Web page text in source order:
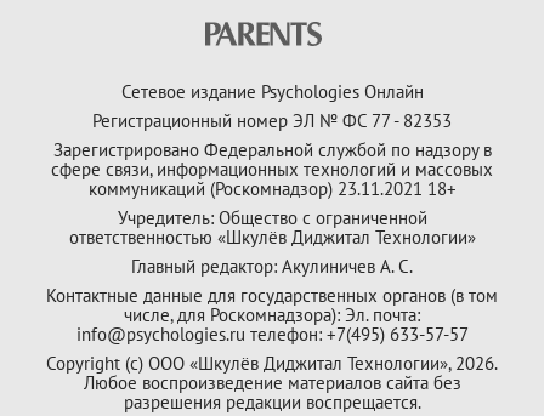
Сетевое издание Psychologies Онлайн
Регистрационный номер ЭЛ № ФС 77 - 82353
Зарегистрировано Федеральной службой по надзору в
сфере связи, информационных технологий и массовых
коммуникаций (Роскомнадзор) 23.11.2021 18+
Учредитель: Общество с ограниченной
ответственностью «Шкулёв Диджитал Технологии»
Главный редактор: Акулиничев А. С.
Контактные данные для государственных органов (в том
числе, для Роскомнадзора): Эл. почта:
info@psychologies.ru телефон: +7(495) 633-57-57
Copyright (с) ООО «Шкулёв Диджитал Технологии», 2026.
Любое воспроизведение материалов сайта без
разрешения редакции воспрещается.